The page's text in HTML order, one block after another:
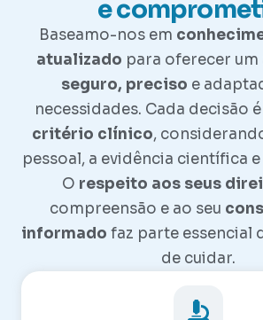
e
Baseamo-nos em
atualizado para oferecer
seguro, preciso e
necessidades. Cada decisão
critério clínico,
pessoal, a evidência científica e
O respeito aos seus
compreensão e ao seu
informado faz parte essencial
de cuidar.